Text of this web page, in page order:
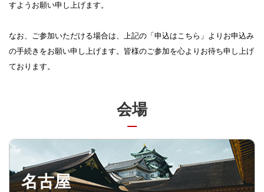
すようお願い申し上げます。
なお、ご参加いただける場合は、上記の「申込はこちら」よりお申込み
の手続きをお願い申し上げます。皆様のご参加を心よりお待ち申し上げ
会場
名古屋